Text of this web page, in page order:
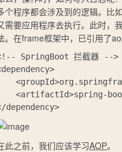
个程序都会涉及到的逻辑。比
需要应用程序去执行。此时，
。在frame框架中，已引用了
SpringBoot 拦截器 -->
此之前，我们应该学习AOP。